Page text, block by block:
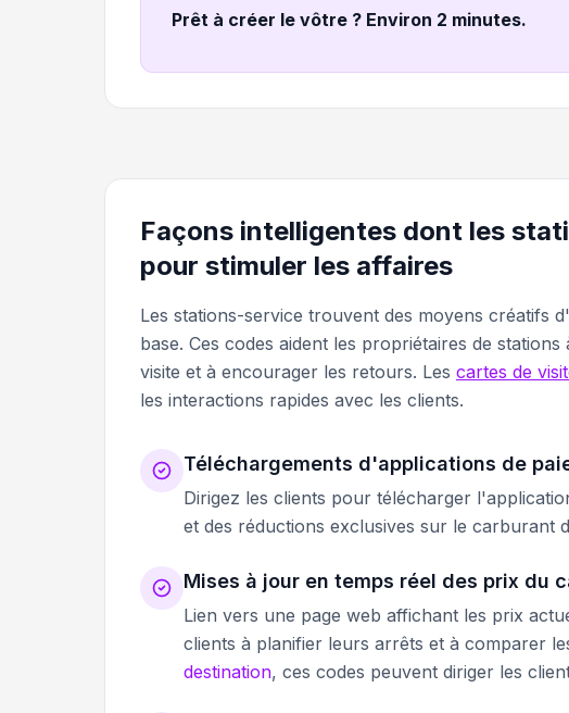
Prêt à créer le vôtre ? Environ 2 minutes.
Façons intelligentes dont les
pour stimuler les affaires
Les stations-service trouvent des moyens créatifs
base. Ces codes aident les propriétaires de
visite et à encourager les retours. Les cartes de
les interactions rapides avec les clients.
Téléchargements d'applications de
Dirigez les clients pour télécharger
et des réductions exclusives sur le carburant
Mises à jour en temps réel des prix du
Lien vers une page web affichant les prix
clients à planifier leurs arrêts et à comparer
destination, ces codes peuvent diriger les